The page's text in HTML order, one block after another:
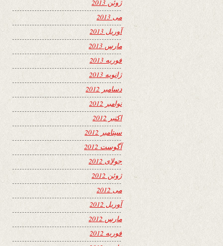
ژوئن 2013
می 2013
آوریل 2013
مارس 2013
فوریه 2013
ژانویه 2013
دسامبر 2012
نوامبر 2012
اکتبر 2012
سپتامبر 2012
آگوست 2012
جولای 2012
ژوئن 2012
می 2012
آوریل 2012
مارس 2012
فوریه 2012